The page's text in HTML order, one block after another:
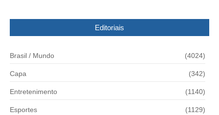
Editoriais
Brasil / Mundo (4024)
Capa (342)
Entretenimento (1140)
Esportes (1129)